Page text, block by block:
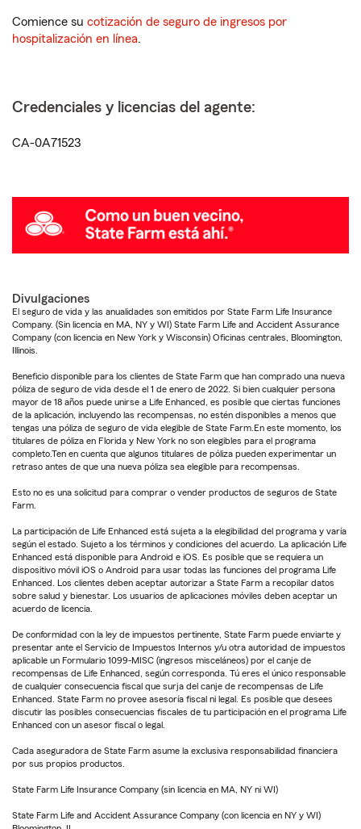
Comience su cotización de seguro de ingresos por
hospitalización en línea.
Credenciales y licencias del agente:
CA-0A71523
Divulgaciones
El seguro de vida y las anualidades son emitidos por State Farm Life Insurance
Company. (Sin licencia en MA, NY y WI) State Farm Life and Accident Assurance
Company (con licencia en New York y Wisconsin) Oficinas centrales, Bloomington,
Illinois.
Beneficio disponible para los clientes de State Farm que han comprado una nueva
póliza de seguro de vida desde el 1 de enero de 2022. Si bien cualquier persona
mayor de 18 años puede unirse a Life Enhanced, es posible que ciertas funciones
de la aplicación, incluyendo las recompensas, no estén disponibles a menos que
tengas una póliza de seguro de vida elegible de State Farm.En este momento, los
titulares de póliza en Florida y New York no son elegibles para el programa
completo.Ten en cuenta que algunos titulares de póliza pueden experimentar un
retraso antes de que una nueva póliza sea elegible para recompensas.
Esto no es una solicitud para comprar o vender productos de seguros de State
Farm.
La participación de Life Enhanced está sujeta a la elegibilidad del programa y varía
según el estado. Sujeto a los términos y condiciones del acuerdo. La aplicación Life
Enhanced está disponible para Android e iOS. Es posible que se requiera un
dispositivo móvil iOS o Android para usar todas las funciones del programa Life
Enhanced. Los clientes deben aceptar autorizar a State Farm a recopilar datos
sobre salud y bienestar. Los usuarios de aplicaciones móviles deben aceptar un
acuerdo de licencia.
De conformidad con la ley de impuestos pertinente, State Farm puede enviarte y
presentar ante el Servicio de Impuestos Internos y/u otra autoridad de impuestos
aplicable un Formulario 1099-MISC (ingresos misceláneos) por el canje de
recompensas de Life Enhanced, según corresponda. Tú eres el único responsable
de cualquier consecuencia fiscal que surja del canje de recompensas de Life
Enhanced. State Farm no provee asesoría fiscal ni legal. Es posible que desees
discutir las posibles consecuencias fiscales de tu participación en el programa Life
Enhanced con un asesor fiscal o legal.
Cada aseguradora de State Farm asume la exclusiva responsabilidad financiera
por sus propios productos.
State Farm Life Insurance Company (sin licencia en MA, NY ni WI)
State Farm Life and Accident Assurance Company (con licencia en NY y WI)